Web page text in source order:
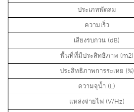
ประเภทพัดลม
ความเร็ว
เสียงรบกวน (dB)
พื้นที่ที่มีประสิทธิภาพ (m2)
ประสิทธิภาพการระเหย (%)
ความจุน้ำ (L)
แหล่งจ่ายไฟ (V/Hz)